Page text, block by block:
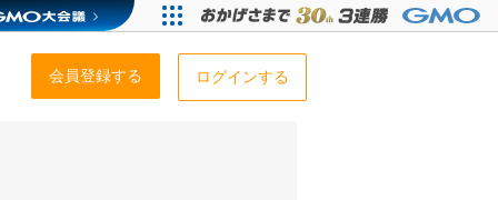
会員登録する ログインする